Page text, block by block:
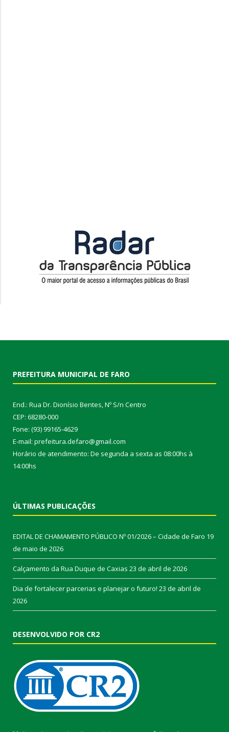
PREFEITURA MUNICIPAL DE FARO
End.: Rua Dr. Dionísio Bentes, Nº S/n Centro
CEP: 68280-000
Fone: (93) 99165-4629
E-mail: prefeitura.defaro@gmail.com
Horário de atendimento: De segunda a sexta as 08:00hs à
14:00hs
ÚLTIMAS PUBLICAÇÕES
EDITAL DE CHAMAMENTO PÚBLICO Nº 01/2026 – Cidade de Faro 19
de maio de 2026
Calçamento da Rua Duque de Caxias 23 de abril de 2026
Dia de fortalecer parcerias e planejar o futuro! 23 de abril de
2026
DESENVOLVIDO POR CR2